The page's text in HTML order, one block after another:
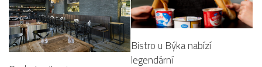
Bistro u Býka nabízí
legendární